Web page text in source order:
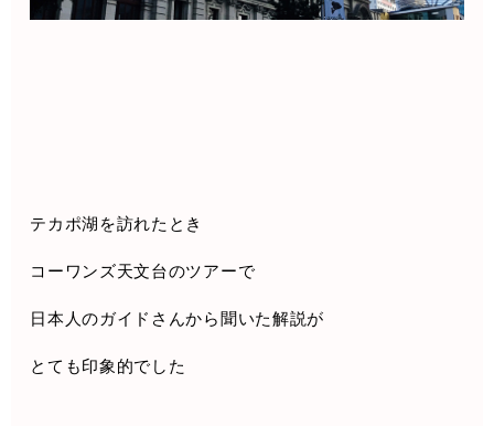
テカポ湖を訪れたとき
コーワンズ天文台のツアーで
日本人のガイドさんから聞いた解説が
とても印象的でした